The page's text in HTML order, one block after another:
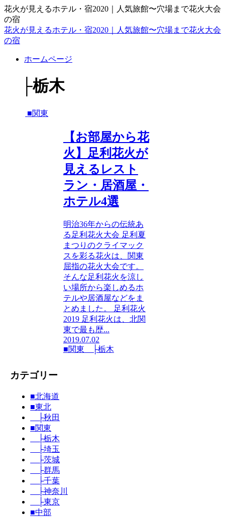
花火が見えるホテル・宿2020｜人気旅館〜穴場まで花火大会
の宿
花火が見えるホテル・宿2020｜人気旅館〜穴場まで花火大会
の宿
ホームページ
├栃木
■関東
【お部屋から花
火】足利花火が
見えるレスト
ラン・居酒屋・
ホテル4選
明治36年からの伝統あ
る足利花火大会 足利夏
まつりのクライマック
スを彩る花火は、関東
屈指の花火大会です。
そんな足利花火を涼し
い場所から楽しめるホ
テルや居酒屋などをま
とめました。 足利花火
2019 足利花火は、北関
東で最も歴...
2019.07.02
■関東 ├栃木
カテゴリー
■北海道
■東北
├秋田
■関東
├栃木
├埼玉
├茨城
├群馬
├千葉
├神奈川
├東京
■中部